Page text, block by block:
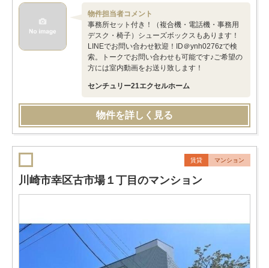
物件担当者コメント
事務所セット付き！（複合機・電話機・事務用
デスク・椅子）シューズボックスもあります！
LINEでお問い合わせ歓迎！ID＠ynh0276zで検
索。トークでお問い合わせも可能です♪ご希望の
方には室内動画をお送り致します！
センチュリー21エクセルホーム
物件を詳しく見る
賃貸 マンション
川崎市幸区古市場１丁目のマンション